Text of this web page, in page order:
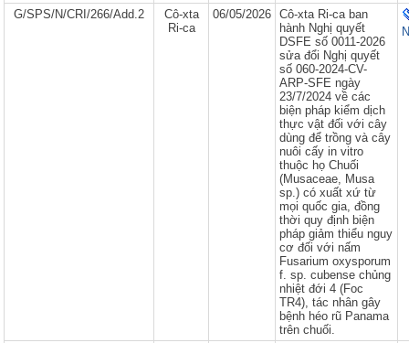
G/SPS/N/CRI/266/Add.2
Cô-xta
Ri-ca
06/05/2026
Cô-xta Ri-ca ban
hành Nghị quyết
DSFE số 0011-2026
sửa đổi Nghị quyết
số 060-2024-CV-
ARP-SFE ngày
23/7/2024 về các
biện pháp kiểm dịch
thực vật đối với cây
dùng để trồng và cây
nuôi cấy in vitro
thuộc họ Chuối
(Musaceae, Musa
sp.) có xuất xứ từ
mọi quốc gia, đồng
thời quy định biện
pháp giảm thiểu nguy
cơ đối với nấm
Fusarium oxysporum
f. sp. cubense chủng
nhiệt đới 4 (Foc
TR4), tác nhân gây
bệnh héo rũ Panama
trên chuối.